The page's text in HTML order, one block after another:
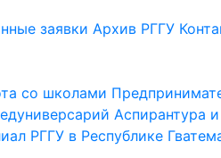
заявки Архив РГГУ
со школами
Аспирантура
РГГУ в Республике